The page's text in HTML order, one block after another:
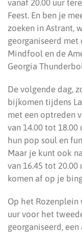
vanaf 20.00 uur
Feest. En ben je
zoeken in Astrant,
georganiseerd met
Mindfool en de
Georgia
De volgende dag,
bijkomen tijdens
met een optreden
van 14.00 tot
hun pop soul en
Maar je kunt ook
van 16.45 tot
komen af op je
Op het Rozenplein
uur voor het
georganiseerd,